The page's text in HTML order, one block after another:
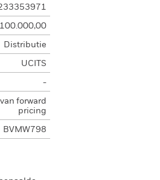
Distributie
UCITS
-
forward
pricing
BVMW798